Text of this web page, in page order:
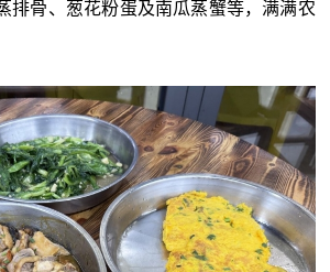
排骨、葱花粉蛋及南瓜蒸蟹等，满满农